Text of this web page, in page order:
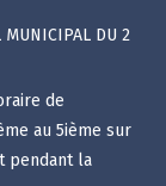
MUNICIPAL DU 2
de
au 5ième sur
pendant la